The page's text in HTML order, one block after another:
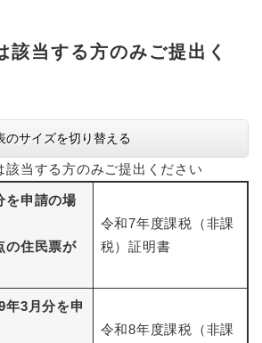
該当する方のみご提出く
のサイズを切り替える
該当する方のみご提出ください
を申請の場
の住民票が
令和7年度課税（非課
税）証明書
年3月分を申
令和8年度課税（非課